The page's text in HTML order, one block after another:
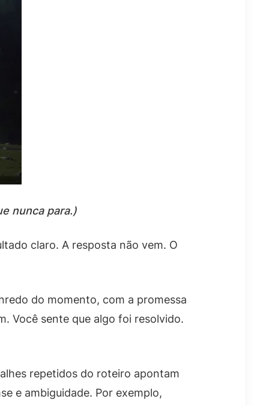
nunca para.)
claro. A resposta não vem. O
do momento, com a promessa
Você sente que algo foi resolvido.
repetidos do roteiro apontam
e ambiguidade. Por exemplo,